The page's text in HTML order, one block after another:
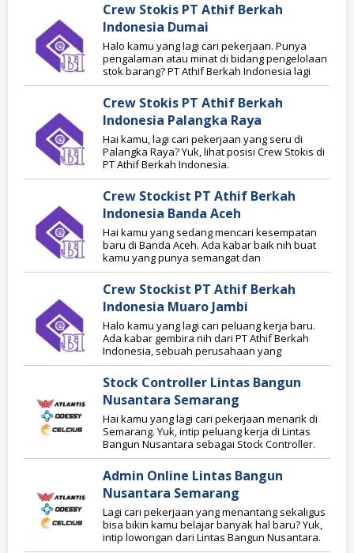
Crew Stokis PT Athif Berkah
Indonesia Dumai
Halo kamu yang lagi cari pekerjaan. Punya
pengalaman atau minat di bidang pengelolaan
stok barang? PT Athif Berkah Indonesia lagi
Crew Stokis PT Athif Berkah
Indonesia Palangka Raya
Hai kamu, lagi cari pekerjaan yang seru di
Palangka Raya? Yuk, lihat posisi Crew Stokis di
PT Athif Berkah Indonesia.
Crew Stockist PT Athif Berkah
Indonesia Banda Aceh
Hai kamu yang sedang mencari kesempatan
baru di Banda Aceh. Ada kabar baik nih buat
kamu yang punya semangat dan
Crew Stockist PT Athif Berkah
Indonesia Muaro Jambi
Halo kamu yang lagi cari peluang kerja baru.
Ada kabar gembira nih dari PT Athif Berkah
Indonesia, sebuah perusahaan yang
Stock Controller Lintas Bangun
Nusantara Semarang
Hai kamu yang lagi cari pekerjaan menarik di
Semarang. Yuk, intip peluang kerja di Lintas
Bangun Nusantara sebagai Stock Controller.
Admin Online Lintas Bangun
Nusantara Semarang
Lagi cari pekerjaan yang menantang sekaligus
bisa bikin kamu belajar banyak hal baru? Yuk,
intip lowongan dari Lintas Bangun Nusantara.